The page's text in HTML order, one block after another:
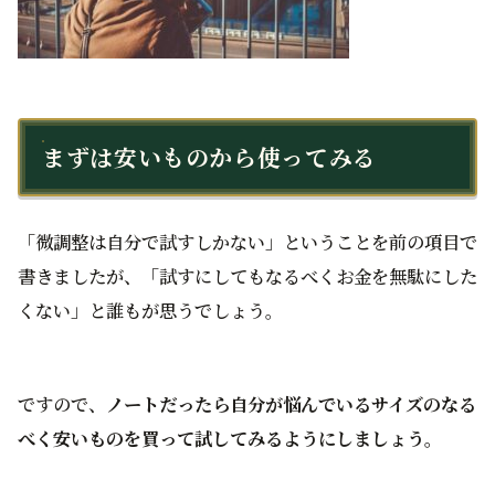
まずは安いものから使ってみる
「微調整は自分で試すしかない」ということを前の項目で
書きましたが、「試すにしてもなるべくお金を無駄にした
くない」と誰もが思うでしょう。
ですので、 ノートだったら自分が悩んでいるサイズのなる
べく安いものを買って試してみるようにしましょう。